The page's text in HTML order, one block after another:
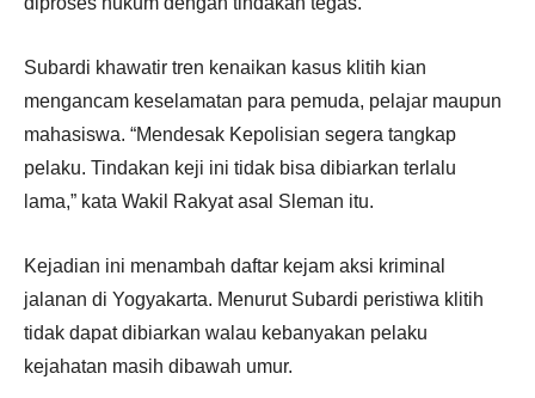
Subardi khawatir tren kenaikan kasus klitih kian
mengancam keselamatan para pemuda, pelajar maupun
mahasiswa. “Mendesak Kepolisian segera tangkap
pelaku. Tindakan keji ini tidak bisa dibiarkan terlalu
lama,” kata Wakil Rakyat asal Sleman itu.
Kejadian ini menambah daftar kejam aksi kriminal
jalanan di Yogyakarta. Menurut Subardi peristiwa klitih
tidak dapat dibiarkan walau kebanyakan pelaku
kejahatan masih dibawah umur.